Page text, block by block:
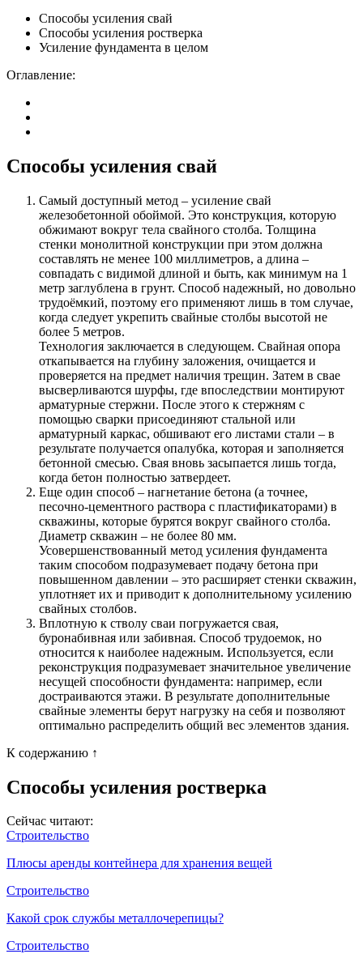
Способы усиления свай
Способы усиления ростверка
Усиление фундамента в целом
Оглавление:
Способы усиления свай
Самый доступный метод – усиление свай
железобетонной обоймой. Это конструкция, которую
обжимают вокруг тела свайного столба. Толщина
стенки монолитной конструкции при этом должна
составлять не менее 100 миллиметров, а длина –
совпадать с видимой длиной и быть, как минимум на 1
метр заглублена в грунт. Способ надежный, но довольно
трудоёмкий, поэтому его применяют лишь в том случае,
когда следует укрепить свайные столбы высотой не
более 5 метров.
Технология заключается в следующем. Свайная опора
откапывается на глубину заложения, очищается и
проверяется на предмет наличия трещин. Затем в свае
высверливаются шурфы, где впоследствии монтируют
арматурные стержни. После этого к стержням с
помощью сварки присоединяют стальной или
арматурный каркас, обшивают его листами стали – в
результате получается опалубка, которая и заполняется
бетонной смесью. Свая вновь засыпается лишь тогда,
когда бетон полностью затвердеет.
Еще один способ – нагнетание бетона (а точнее,
песочно-цементного раствора с пластификаторами) в
скважины, которые бурятся вокруг свайного столба.
Диаметр скважин – не более 80 мм.
Усовершенствованный метод усиления фундамента
таким способом подразумевает подачу бетона при
повышенном давлении – это расширяет стенки скважин,
уплотняет их и приводит к дополнительному усилению
свайных столбов.
Вплотную к стволу сваи погружается свая,
буронабивная или забивная. Способ трудоемок, но
относится к наиболее надежным. Используется, если
реконструкция подразумевает значительное увеличение
несущей способности фундамента: например, если
достраиваются этажи. В результате дополнительные
свайные элементы берут нагрузку на себя и позволяют
оптимально распределить общий вес элементов здания.
К содержанию ↑
Способы усиления ростверка
Сейчас читают:
Строительство
Плюсы аренды контейнера для хранения вещей
Строительство
Какой срок службы металлочерепицы?
Строительство